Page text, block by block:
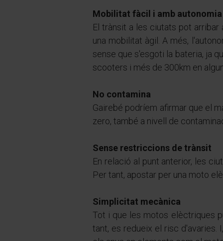
Mobilitat fàcil i amb autonomia
El trànsit a les ciutats pot
una mobilitat àgil. A més,
sense que s'esgoti la bateria, ja
scooters i més de 300km en
No contamina
Gairebé podríem afirmar que el
zero, també a nivell de
Sense restriccions de trànsit
En relació al punt anterior, les
Per tant, apostar per una moto
Simplicitat mecànica
Tot i que les motos elèctriques
tant, es redueix el risc d'avaries.